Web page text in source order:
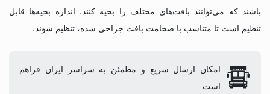
باشند که می‌توانند بافت‌های مختلف را بخیه کنند. اندازه بخیه‌ها قابل
تنظیم است تا متناسب با ضخامت بافت جراحی شده، تنظیم شوند.
امکان ارسال سریع و مطمئن به سراسر ایران فراهم
است